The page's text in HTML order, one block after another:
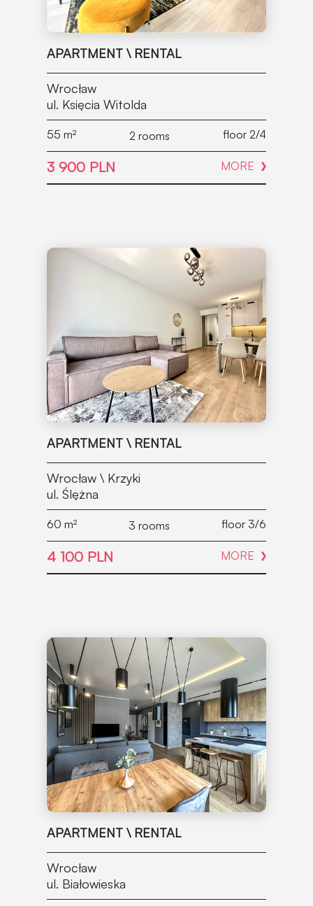
APARTMENT \ RENTAL
Wrocław
ul. Księcia Witolda
55 m² 2 rooms floor 2/4
3 900 PLN MORE
APARTMENT \ RENTAL
Wrocław \ Krzyki
ul. Ślężna
60 m² 3 rooms floor 3/6
4 100 PLN MORE
APARTMENT \ RENTAL
Wrocław
ul. Białowieska